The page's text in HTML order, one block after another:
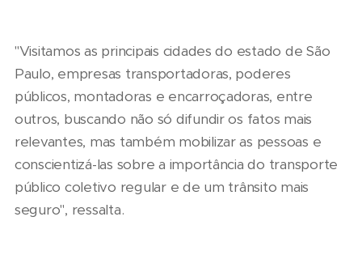
"Visitamos as principais cidades do estado de São
Paulo, empresas transportadoras, poderes
públicos, montadoras e encarroçadoras, entre
outros, buscando não só difundir os fatos mais
relevantes, mas também mobilizar as pessoas e
conscientizá-las sobre a importância do transporte
público coletivo regular e de um trânsito mais
seguro", ressalta.